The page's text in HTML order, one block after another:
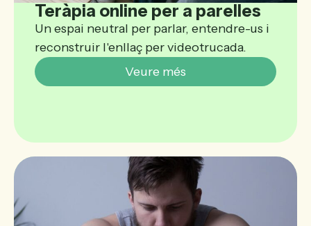
Teràpia online per a parelles
Un espai neutral per parlar, entendre-us i
reconstruir l'enllaç per videotrucada.
Veure més